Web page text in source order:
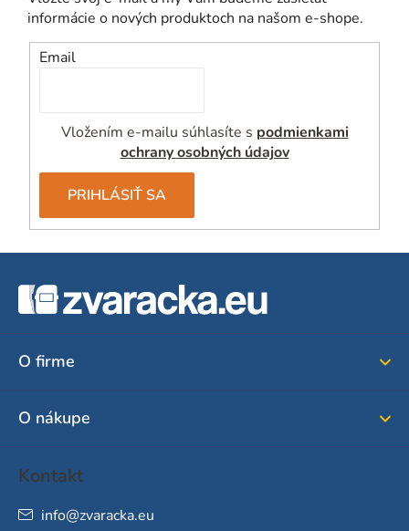
informácie o nových produktoch na našom e-shope.
Email
Vložením e-mailu súhlasíte s podmienkami
ochrany osobných údajov
PRIHLÁSIŤ SA
O firme
O nákupe
Kontakt
info@zvaracka.eu